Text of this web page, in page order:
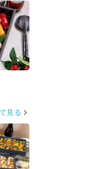
見る